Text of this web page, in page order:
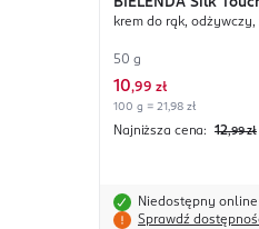
BIELENDA Silk
krem do rąk,
50 g
10,99 zł
100 g = 21,98 zł
Najniższa cena: 12,99 zł
Niedostępny online
Sprawdź